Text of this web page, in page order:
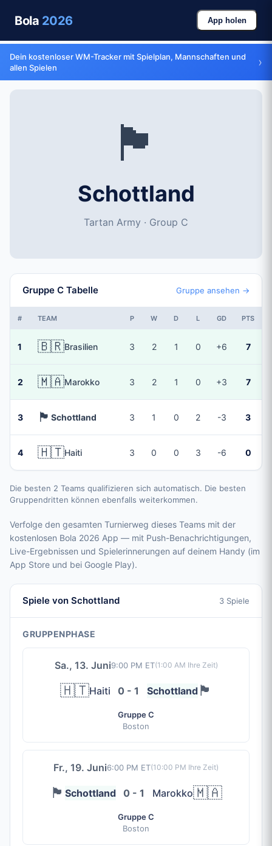
Bola 2026 App holen
Dein kostenloser WM-Tracker mit Spielplan, Mannschaften und
allen Spielen
›
🏴󠁧󠁢󠁳󠁣󠁴󠁿
Schottland
Tartan Army · Group C
Gruppe C Tabelle Gruppe ansehen →
# TEAM P W D L GD PTS
1 🇧🇷Brasilien 3 2 1 0 +6 7
2 🇲🇦Marokko 3 2 1 0 +3 7
3 🏴󠁧󠁢󠁳󠁣󠁴󠁿 Schottland 3 1 0 2 -3 3
4 🇭🇹Haiti 3 0 0 3 -6 0
Die besten 2 Teams qualifizieren sich automatisch. Die besten
Gruppendritten können ebenfalls weiterkommen.
Verfolge den gesamten Turnierweg dieses Teams mit der
kostenlosen Bola 2026 App — mit Push-Benachrichtigungen,
Live-Ergebnissen und Spielerinnerungen auf deinem Handy (im
App Store und bei Google Play).
Spiele von Schottland 3 Spiele
GRUPPENPHASE
Sa., 13. Juni9:00 PM ET(1:00 AM Ihre Zeit)
🇭🇹Haiti 0 - 1 Schottland🏴󠁧󠁢󠁳󠁣󠁴󠁿
Gruppe C
Boston
Fr., 19. Juni6:00 PM ET(10:00 PM Ihre Zeit)
🏴󠁧󠁢󠁳󠁣󠁴󠁿 Schottland 0 - 1 Marokko🇲🇦
Gruppe C
Boston